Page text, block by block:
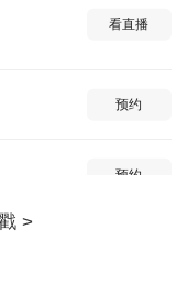
看直播
预约
预约